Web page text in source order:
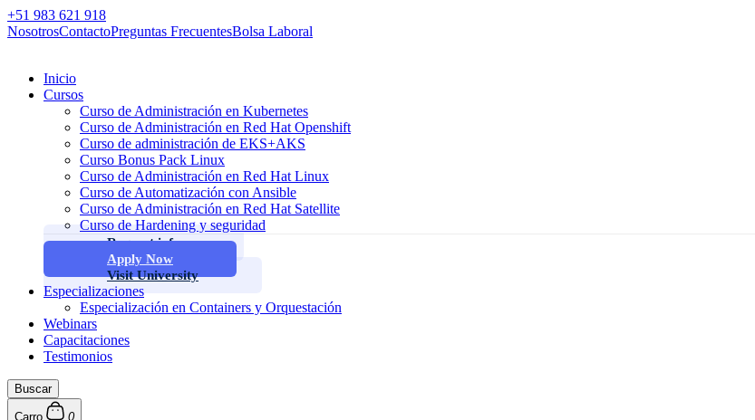
+51 983 621 918
NosotrosContactoPreguntas FrecuentesBolsa Laboral
Inicio
Cursos
Curso de Administración en Kubernetes
Curso de Administración en Red Hat Openshift
Curso de administración de EKS+AKS
Curso Bonus Pack Linux
Curso de Administración en Red Hat Linux
Curso de Automatización con Ansible
Curso de Administración en Red Hat Satellite
Curso de Hardening y seguridad
Request info
Apply Now
Visit University
Especializaciones
Especialización en Containers y Orquestación
Webinars
Capacitaciones
Testimonios
Buscar
Carro 0